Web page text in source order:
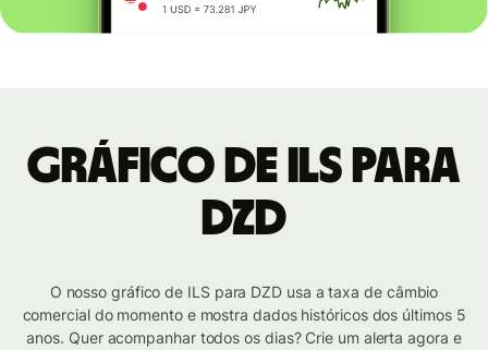
Gráfico de ILS para
DZD
O nosso gráfico de ILS para DZD usa a taxa de câmbio
comercial do momento e mostra dados históricos dos últimos 5
anos. Quer acompanhar todos os dias? Crie um alerta agora e